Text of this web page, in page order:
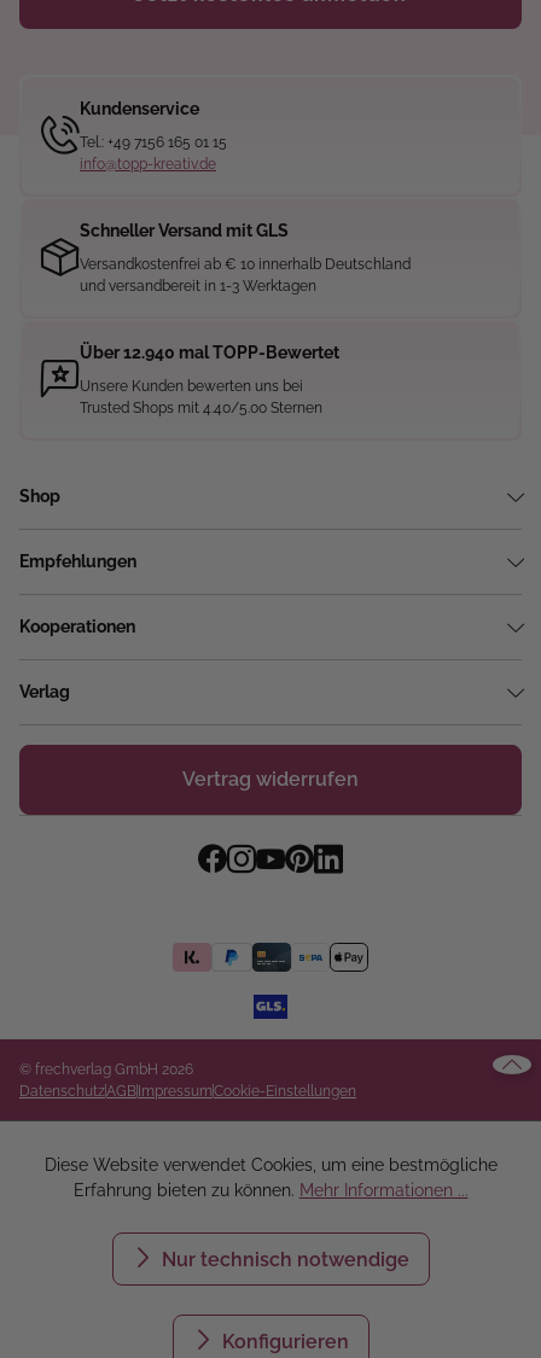
Kundenservice
Tel.: +49 7156 165 01 15
info@topp-kreativ.de
Schneller Versand mit GLS
Versandkostenfrei ab € 10 innerhalb Deutschland
und versandbereit in 1-3 Werktagen
Über 12.940 mal TOPP-Bewertet
Unsere Kunden bewerten uns bei
Trusted Shops mit 4.40/5.00 Sternen
Shop
Empfehlungen
Kooperationen
Verlag
Vertrag widerrufen
© frechverlag GmbH 2026
DatenschutzAGBImpressumCookie-Einstellungen
Diese Website verwendet Cookies, um eine bestmögliche
Erfahrung bieten zu können. Mehr Informationen ...
Nur technisch notwendige
Konfigurieren